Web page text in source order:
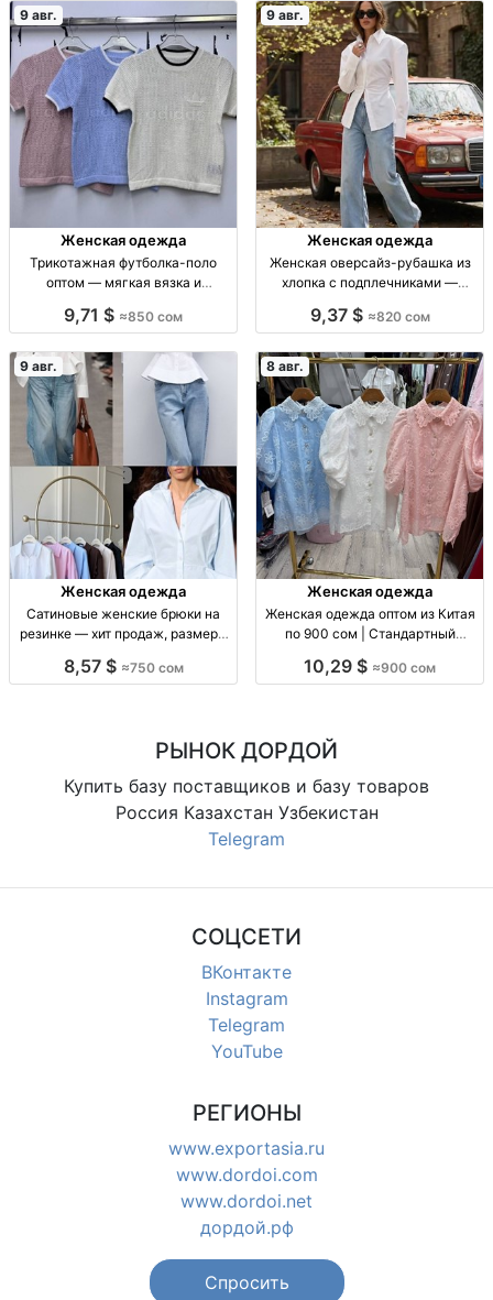
шт.
9 авг.
Женская одежда
Трикотажная футболка-поло
оптом — мягкая вязка и
Трикотажная футболка-поло,
оттенки, опт.
9,71 $ ≈850 сом
9 авг.
Женская одежда
Женская оверсайз-рубашка из
хлопка с подплечниками —
oversize, хлопок, подплечники,
9,37 $ ≈820 сом
9 авг.
Женская одежда
Сатиновые женские брюки на
резинке — хит продаж, размеры
резинке, заниж. талия, цв.: чёрн.,
8,57 $ ≈750 сом
8 авг.
Женская одежда
Женская одежда оптом из Китая
по 900 сом | Стандартный
стандарт, Китай, 900 сом/шт.
10,29 $ ≈900 сом
РЫНОК ДОРДОЙ
Купить базу поставщиков и базу товаров
Россия Казахстан Узбекистан
Telegram
СОЦСЕТИ
ВКонтакте
Instagram
Telegram
YouTube
РЕГИОНЫ
www.exportasia.ru
www.dordoi.com
www.dordoi.net
дордой.рф
Спросить